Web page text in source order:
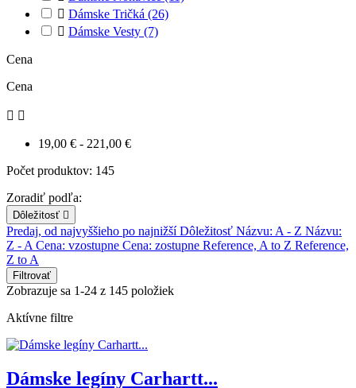
 Dámske Tričká (26)
 Dámske Vesty (7)
Cena
Cena
 
19,00 € - 221,00 €
Počet produktov: 145
Zoradiť podľa:
Dôležitosť 
Predaj, od najvyššieho po najnižšíDôležitosť Názvu: A - Z Názvu:
Z - A Cena: vzostupne Cena: zostupne Reference, A to Z Reference,
Z to A
Filtrovať
Zobrazuje sa 1-24 z 145 položiek
Aktívne filtre
Dámske legíny Carhartt...